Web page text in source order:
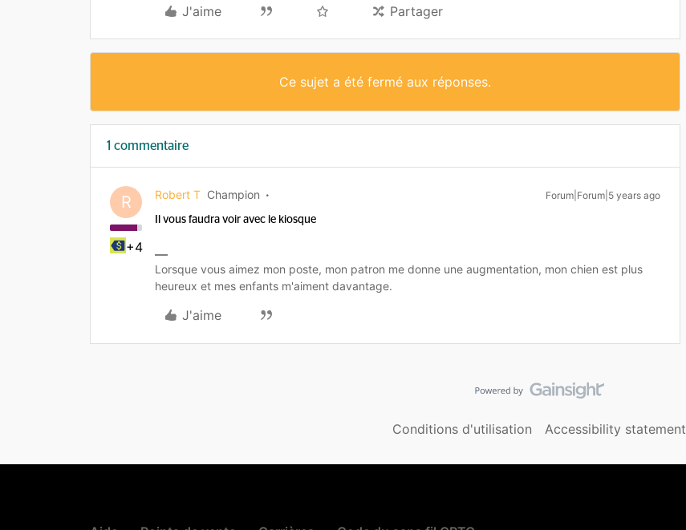
J'aime Partager
Ce sujet a été fermé aux réponses.
1 commentaire
R
+4
Robert T Champion Forum|Forum|5 years ago
Il vous faudra voir avec le kiosque
Lorsque vous aimez mon poste, mon patron me donne une augmentation, mon chien est plus
heureux et mes enfants m'aiment davantage.
J'aime
Conditions d'utilisation Accessibility statement